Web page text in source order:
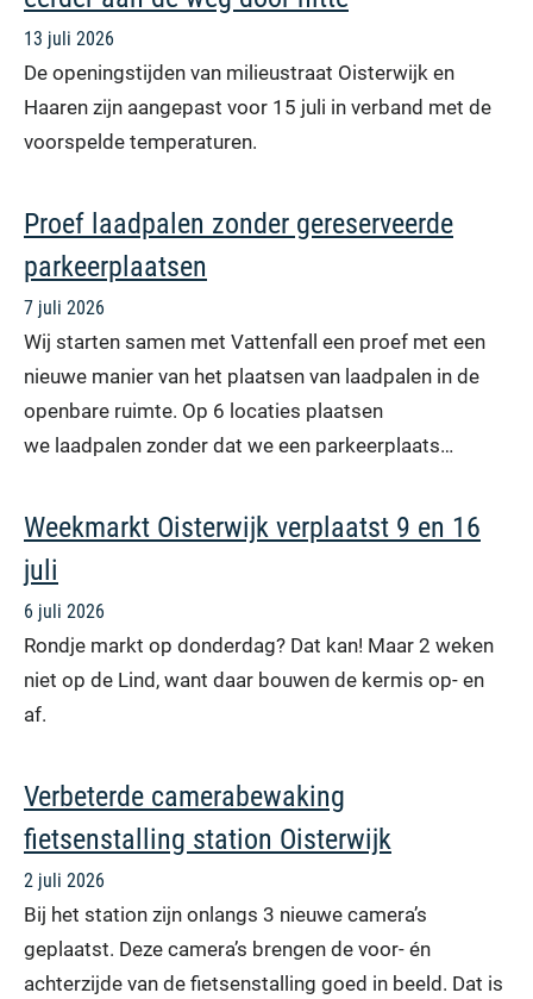
13 juli 2026
De openingstijden van milieustraat Oisterwijk en
Haaren zijn aangepast voor 15 juli in verband met de
voorspelde temperaturen.
Proef laadpalen zonder gereserveerde
parkeerplaatsen
7 juli 2026
Wij starten samen met Vattenfall een proef met een
nieuwe manier van het plaatsen van laadpalen in de
openbare ruimte. Op 6 locaties plaatsen
we laadpalen zonder dat we een parkeerplaats…
Weekmarkt Oisterwijk verplaatst 9 en 16
juli
6 juli 2026
Rondje markt op donderdag? Dat kan! Maar 2 weken
niet op de Lind, want daar bouwen de kermis op- en
af.
Verbeterde camerabewaking
fietsenstalling station Oisterwijk
2 juli 2026
Bij het station zijn onlangs 3 nieuwe camera’s
geplaatst. Deze camera’s brengen de voor- én
achterzijde van de fietsenstalling goed in beeld. Dat is